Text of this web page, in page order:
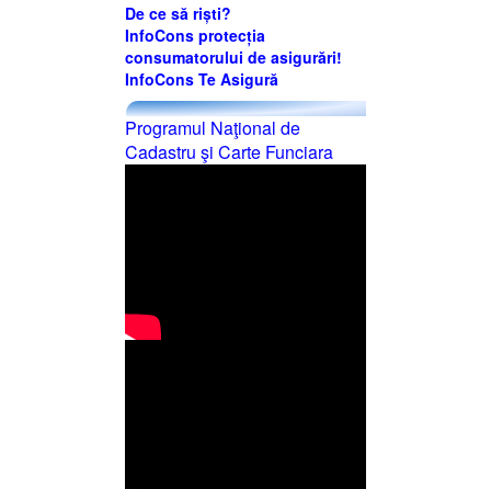
De ce să riști?
InfoCons protecția
consumatorului de asigurări!
InfoCons Te Asigură
Programul Naţional de
Cadastru şi Carte Funciara